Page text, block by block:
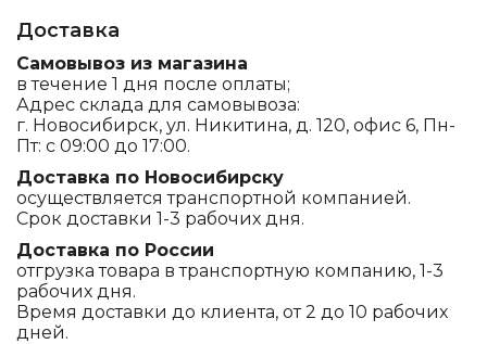
Доставка
Самовывоз из магазина
в течение 1 дня после оплаты;
Адрес склада для самовывоза:
г. Новосибирск, ул. Никитина, д. 120, офис 6, Пн-
Пт: с 09:00 до 17:00.
Доставка по Новосибирску
осуществляется транспортной компанией.
Срок доставки 1-3 рабочих дня.
Доставка по России
отгрузка товара в транспортную компанию, 1-3
рабочих дня.
Время доставки до клиента, от 2 до 10 рабочих
дней.